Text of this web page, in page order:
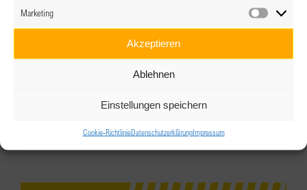
Marketing
Akzeptieren
Ablehnen
Einstellungen speichern
Cookie-RichtlinieDatenschutzerklärungImpressum